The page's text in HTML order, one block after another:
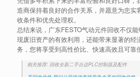
造商保持着良好的合作关系，并愿意为忠实
收条件和优先处理权。
总结来说，广东FESTO气动元件回收不仅
现废旧资产的有效利用，还能带来显著的经
务，您将享受到高性价比、快速高效且可靠
相关推荐: 回收全新二手台达PLC控制器及配件